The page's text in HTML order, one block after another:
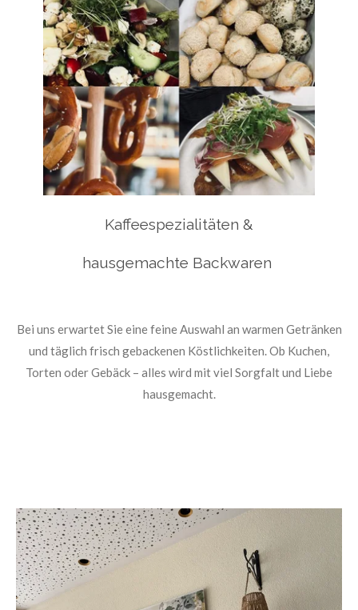
Kaffeespezialitäten &
hausgemachte Backwaren
Bei uns erwartet Sie eine feine Auswahl an warmen Getränken
und täglich frisch gebackenen Köstlichkeiten. Ob Kuchen,
Torten oder Gebäck – alles wird mit viel Sorgfalt und Liebe
hausgemacht.